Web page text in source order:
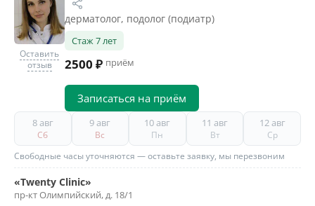
Оставить
отзыв
дерматолог, подолог (подиатр)
Стаж 7 лет
2500 ₽ приём
Записаться на приём
8 авг
Сб
9 авг
Вс
10 авг
Пн
11 авг
Вт
12 авг
Ср
Свободные часы уточняются — оставьте заявку, мы перезвоним
«Twenty Clinic»
пр-кт Олимпийский, д. 18/1